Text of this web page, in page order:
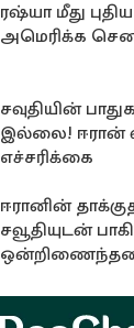
ரஷ்யா மீது
அமெரிக்க
சவுதியின்
இல்லை! ஈரான்
எச்சரிக்கை
ஈரானின்
சவூதியுடன்